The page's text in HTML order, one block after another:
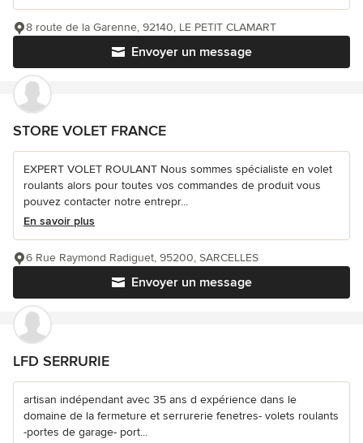
Envoyer un message
8 route de la Garenne, 92140, LE PETIT CLAMART
STORE VOLET FRANCE
EXPERT VOLET ROULANT Nous sommes spécialiste en volet
roulants alors pour toutes vos commandes de produit vous
pouvez contacter notre entrepr...
En savoir plus
Envoyer un message
6 Rue Raymond Radiguet, 95200, SARCELLES
LFD SERRURIE
artisan indépendant avec 35 ans d expérience dans le
domaine de la fermeture et serrurerie fenetres- volets roulants
-portes de garage- port...